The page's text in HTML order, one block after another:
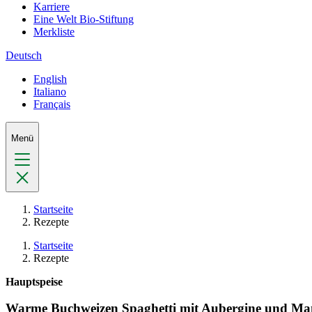
Karriere
Eine Welt Bio-Stiftung
Merkliste
Deutsch
English
Italiano
Français
Menü
Startseite
Rezepte
Startseite
Rezepte
Hauptspeise
Warme Buchweizen Spaghetti mit Aubergine und